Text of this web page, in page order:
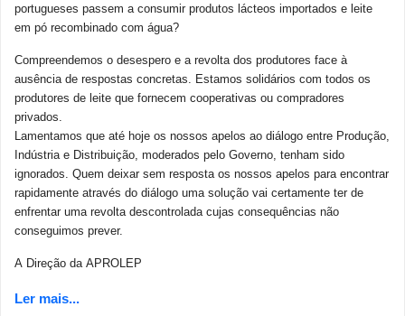
portugueses passem a consumir produtos lácteos importados e leite
em pó recombinado com água?
Compreendemos o desespero e a revolta dos produtores face à
ausência de respostas concretas. Estamos solidários com todos os
produtores de leite que fornecem cooperativas ou compradores
privados.
Lamentamos que até hoje os nossos apelos ao diálogo entre Produção,
Indústria e Distribuição, moderados pelo Governo, tenham sido
ignorados. Quem deixar sem resposta os nossos apelos para encontrar
rapidamente através do diálogo uma solução vai certamente ter de
enfrentar uma revolta descontrolada cujas consequências não
conseguimos prever.
A Direção da APROLEP